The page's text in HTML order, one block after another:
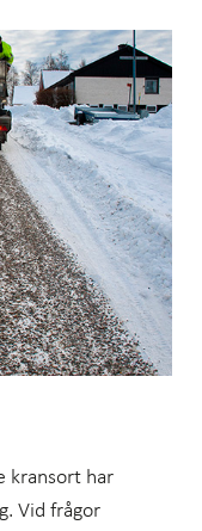
kransort har
Vid frågor